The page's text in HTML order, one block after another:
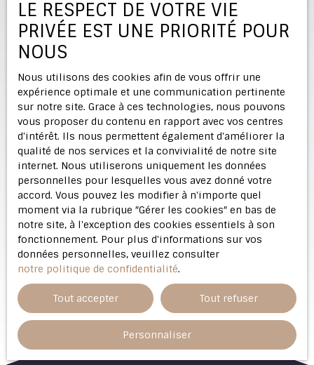
LE RESPECT DE VOTRE VIE
PRIVÉE EST UNE PRIORITÉ POUR
NOUS
Nous utilisons des cookies afin de vous offrir une
expérience optimale et une communication pertinente
sur notre site. Grace à ces technologies, nous pouvons
vous proposer du contenu en rapport avec vos centres
d'intérêt. Ils nous permettent également d'améliorer la
qualité de nos services et la convivialité de notre site
internet. Nous utiliserons uniquement les données
personnelles pour lesquelles vous avez donné votre
accord. Vous pouvez les modifier à n'importe quel
moment via la rubrique ″Gérer les cookies″ en bas de
notre site, à l'exception des cookies essentiels à son
fonctionnement. Pour plus d'informations sur vos
données personnelles, veuillez consulter
notre politique de confidentialité.
Tout accepter Tout refuser
Personnaliser